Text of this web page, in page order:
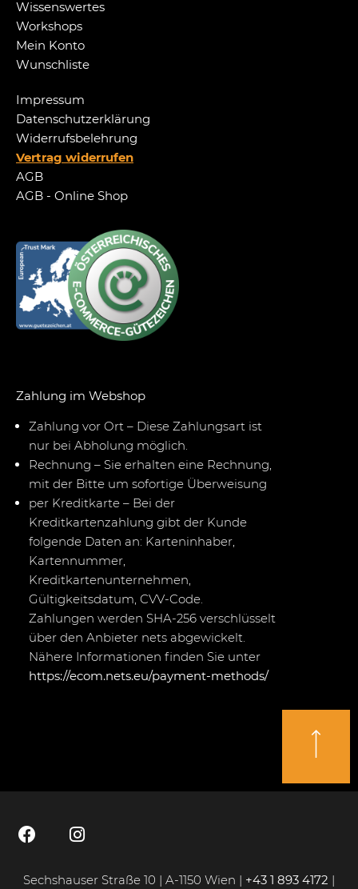
Wissenswertes
Workshops
Mein Konto
Wunschliste
Impressum
Datenschutzerklärung
Widerrufsbelehrung
Vertrag widerrufen
AGB
AGB - Online Shop
Zahlung im Webshop
Zahlung vor Ort – Diese Zahlungsart ist
nur bei Abholung möglich.
Rechnung – Sie erhalten eine Rechnung,
mit der Bitte um sofortige Überweisung
per Kreditkarte – Bei der
Kreditkartenzahlung gibt der Kunde
folgende Daten an: Karteninhaber,
Kartennummer,
Kreditkartenunternehmen,
Gültigkeitsdatum, CVV-Code.
Zahlungen werden SHA-256 verschlüsselt
über den Anbieter nets abgewickelt.
Nähere Informationen finden Sie unter
https://ecom.nets.eu/payment-methods/
Sechshauser Straße 10 | A-1150 Wien | +43 1 893 4172 |